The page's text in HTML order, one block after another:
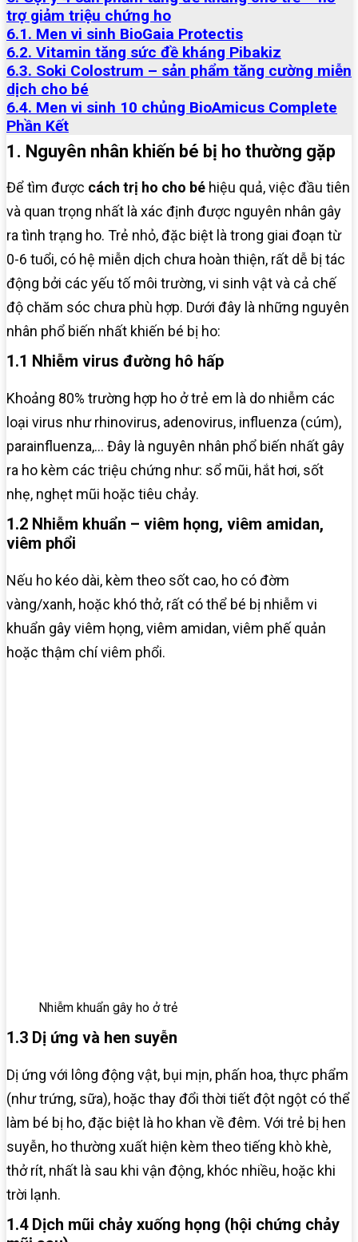
trợ giảm triệu chứng ho
6.1. Men vi sinh BioGaia Protectis
6.2. Vitamin tăng sức đề kháng Pibakiz
6.3. Soki Colostrum – sản phẩm tăng cường miễn
dịch cho bé
6.4. Men vi sinh 10 chủng BioAmicus Complete
Phần Kết
1. Nguyên nhân khiến bé bị ho thường gặp
Để tìm được cách trị ho cho bé hiệu quả, việc đầu tiên
và quan trọng nhất là xác định được nguyên nhân gây
ra tình trạng ho. Trẻ nhỏ, đặc biệt là trong giai đoạn từ
0-6 tuổi, có hệ miễn dịch chưa hoàn thiện, rất dễ bị tác
động bởi các yếu tố môi trường, vi sinh vật và cả chế
độ chăm sóc chưa phù hợp. Dưới đây là những nguyên
nhân phổ biến nhất khiến bé bị ho:
1.1 Nhiễm virus đường hô hấp
Khoảng 80% trường hợp ho ở trẻ em là do nhiễm các
loại virus như rhinovirus, adenovirus, influenza (cúm),
parainfluenza,… Đây là nguyên nhân phổ biến nhất gây
ra ho kèm các triệu chứng như: sổ mũi, hắt hơi, sốt
nhẹ, nghẹt mũi hoặc tiêu chảy.
1.2 Nhiễm khuẩn – viêm họng, viêm amidan,
viêm phổi
Nếu ho kéo dài, kèm theo sốt cao, ho có đờm
vàng/xanh, hoặc khó thở, rất có thể bé bị nhiễm vi
khuẩn gây viêm họng, viêm amidan, viêm phế quản
hoặc thậm chí viêm phổi.
Nhiễm khuẩn gây ho ở trẻ
1.3 Dị ứng và hen suyễn
Dị ứng với lông động vật, bụi mịn, phấn hoa, thực phẩm
(như trứng, sữa), hoặc thay đổi thời tiết đột ngột có thể
làm bé bị ho, đặc biệt là ho khan về đêm. Với trẻ bị hen
suyễn, ho thường xuất hiện kèm theo tiếng khò khè,
thở rít, nhất là sau khi vận động, khóc nhiều, hoặc khi
trời lạnh.
1.4 Dịch mũi chảy xuống họng (hội chứng chảy